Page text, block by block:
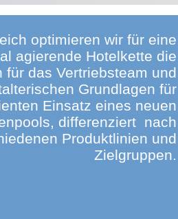
optimieren wir für eine
agierende Hotelkette die
für das Vertriebsteam und
Grundlagen für
Einsatz eines neuen
differenziert nach
Produktlinien und
Zielgruppen.